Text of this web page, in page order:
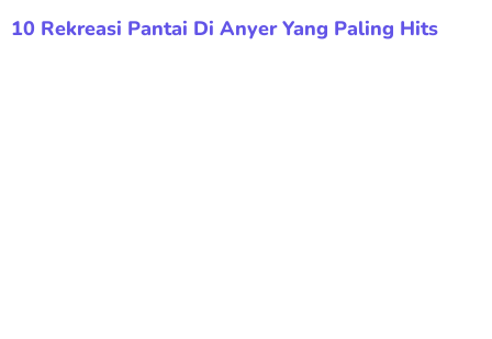
10 Rekreasi Pantai Di Anyer Yang Paling Hits